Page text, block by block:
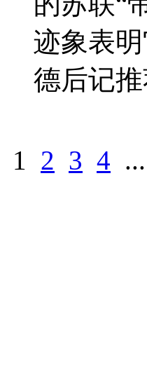
迹象表
德后记推
1 2 3 4